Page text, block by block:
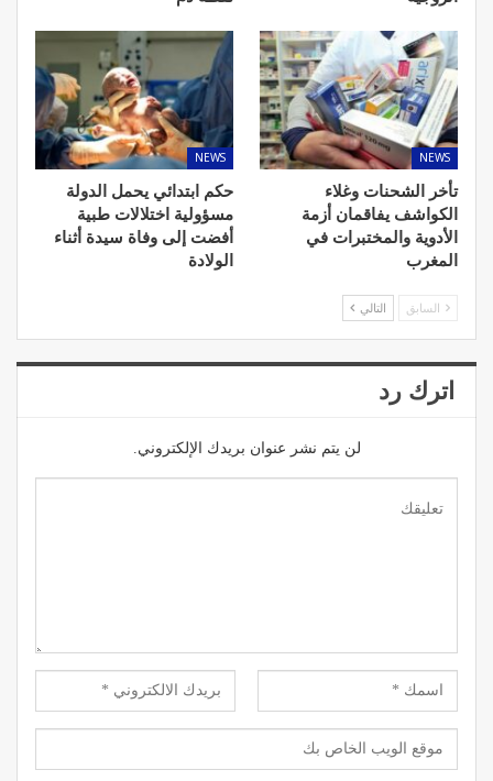
NEWS
تأخر الشحنات وغلاء
الكواشف يفاقمان أزمة
الأدوية والمختبرات في
المغرب
NEWS
حكم ابتدائي يحمل الدولة
مسؤولية اختلالات طبية
أفضت إلى وفاة سيدة أثناء
الولادة
السابق التالي
اترك رد
لن يتم نشر عنوان بريدك الإلكتروني.